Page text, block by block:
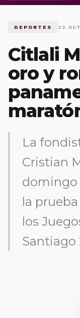
DEPORTES 22
Citlali
oro y
La
Cristian
domingo
la
los
Santiago